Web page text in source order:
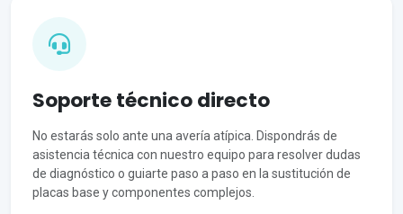
Soporte técnico directo
No estarás solo ante una avería atípica. Dispondrás de
asistencia técnica con nuestro equipo para resolver dudas
de diagnóstico o guiarte paso a paso en la sustitución de
placas base y componentes complejos.